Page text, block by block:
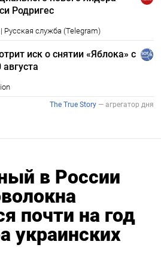
в России
почти на год
украинских